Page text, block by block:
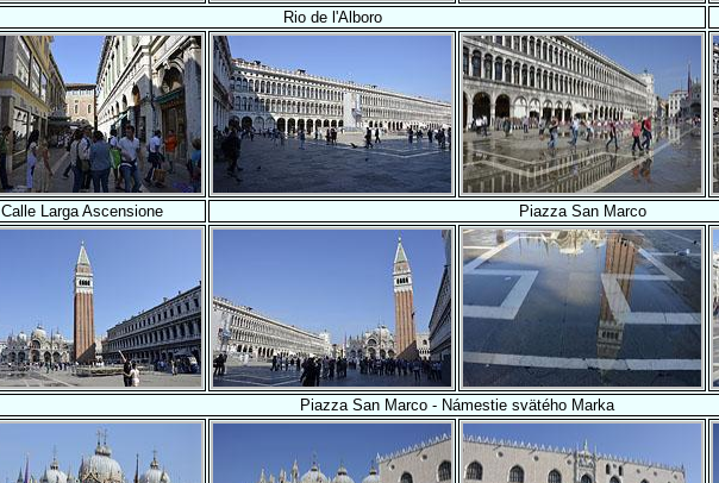
Rio de l'Alboro
Calle Larga Ascensione Piazza San Marco
Piazza San Marco - Námestie svätého Marka